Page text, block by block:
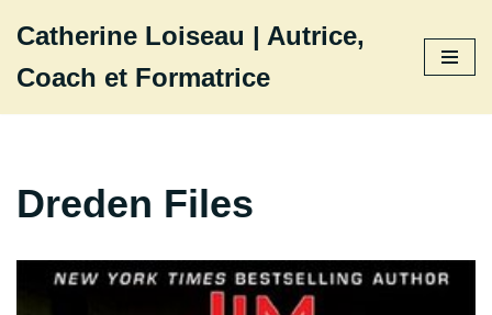
au
contenu
Catherine Loiseau | Autrice,
Coach et Formatrice
Dreden Files